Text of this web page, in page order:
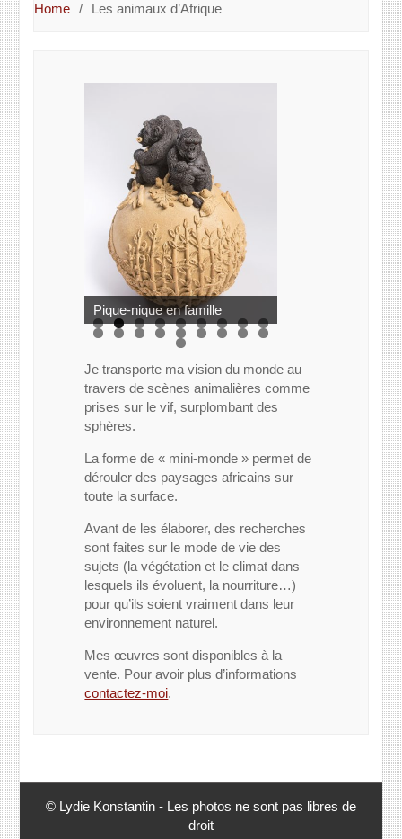
Home Les animaux d’Afrique
Profonde réflexion
Pique-nique en famille
Je transporte ma vision du monde au
travers de scènes animalières comme
prises sur le vif, surplombant des
sphères.
La forme de « mini-monde » permet de
dérouler des paysages africains sur
toute la surface.
Avant de les élaborer, des recherches
sont faites sur le mode de vie des
sujets (la végétation et le climat dans
lesquels ils évoluent, la nourriture…)
pour qu’ils soient vraiment dans leur
environnement naturel.
Mes œuvres sont disponibles à la
vente. Pour avoir plus d’informations
contactez-moi.
© Lydie Konstantin - Les photos ne sont pas libres de
droit